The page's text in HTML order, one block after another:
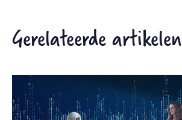
Gerelateerde artikelen